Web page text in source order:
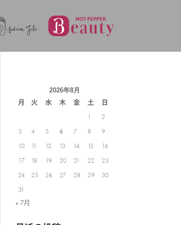
2026年8月
月 火 水 木 金 土
日
1
2
3
4 5 6 7 8
9
10
11 12 13 14 15
16
17
18 19 20 21 22
23
24
25 26 27 28 29
30
31
« 7月